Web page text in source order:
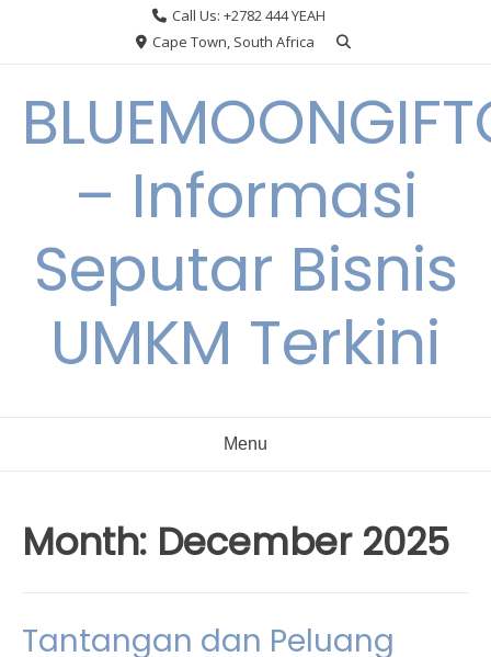
Call Us: +2782 444 YEAH
Cape Town, South Africa
– Informasi
Seputar Bisnis
UMKM Terkini
Menu
Month: December 2025
Tantangan dan Peluang